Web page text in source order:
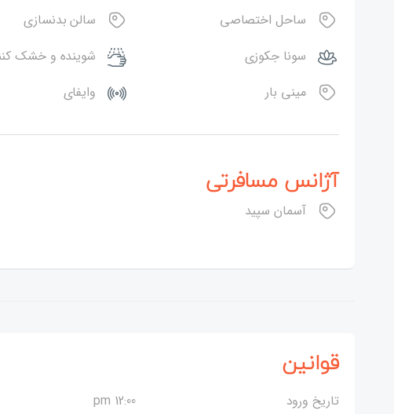
ساحل اختصاصی
سالن بدنسازی
سونا جکوزی
شوینده و خشک
مینی بار
وایفای
آژانس مسافرتی
آسمان سپید
قوانین
تاریخ ورود
12:00 pm